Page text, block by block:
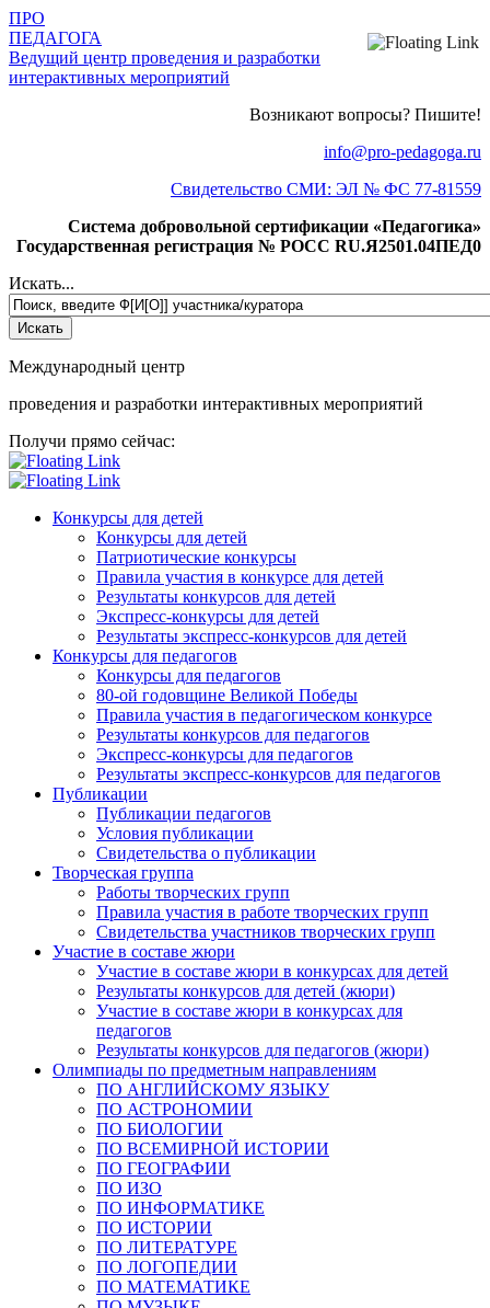
ПРО
ПЕДАГОГА
Ведущий центр проведения и разработки
интерактивных мероприятий
Возникают вопросы? Пишите!
info@pro-pedagoga.ru
Свидетельство СМИ: ЭЛ № ФС 77-81559
Система добровольной сертификации «Педагогика»
Государственная регистрация № РОСС RU.Я2501.04ПЕД0
Искать...
Международный центр
проведения и разработки интерактивных мероприятий
Получи прямо сейчас:
Конкурсы для детей
Конкурсы для детей
Патриотические конкурсы
Правила участия в конкурсе для детей
Результаты конкурсов для детей
Экспресс-конкурсы для детей
Результаты экспресс-конкурсов для детей
Конкурсы для педагогов
Конкурсы для педагогов
80-ой годовщине Великой Победы
Правила участия в педагогическом конкурсе
Результаты конкурсов для педагогов
Экспресс-конкурсы для педагогов
Результаты экспресс-конкурсов для педагогов
Публикации
Публикации педагогов
Условия публикации
Свидетельства о публикации
Творческая группа
Работы творческих групп
Правила участия в работе творческих групп
Свидетельства участников творческих групп
Участие в составе жюри
Участие в составе жюри в конкурсах для детей
Результаты конкурсов для детей (жюри)
Участие в составе жюри в конкурсах для
педагогов
Результаты конкурсов для педагогов (жюри)
Олимпиады по предметным направлениям
ПО АНГЛИЙСКОМУ ЯЗЫКУ
ПО АСТРОНОМИИ
ПО БИОЛОГИИ
ПО ВСЕМИРНОЙ ИСТОРИИ
ПО ГЕОГРАФИИ
ПО ИЗО
ПО ИНФОРМАТИКЕ
ПО ИСТОРИИ
ПО ЛИТЕРАТУРЕ
ПО ЛОГОПЕДИИ
ПО МАТЕМАТИКЕ